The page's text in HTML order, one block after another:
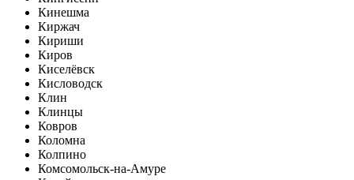
Кинешма
Киржач
Кириши
Киров
Киселёвск
Кисловодск
Клин
Клинцы
Ковров
Коломна
Колпино
Комсомольск-на-Амуре